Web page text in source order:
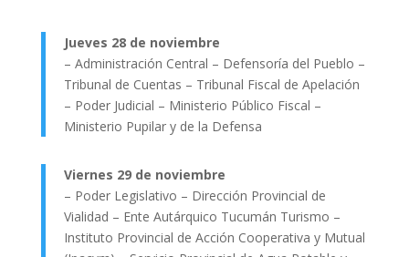
Jueves 28 de noviembre
– Administración Central – Defensoría del Pueblo –
Tribunal de Cuentas – Tribunal Fiscal de Apelación
– Poder Judicial – Ministerio Público Fiscal –
Ministerio Pupilar y de la Defensa
Viernes 29 de noviembre
– Poder Legislativo – Dirección Provincial de
Vialidad – Ente Autárquico Tucumán Turismo –
Instituto Provincial de Acción Cooperativa y Mutual